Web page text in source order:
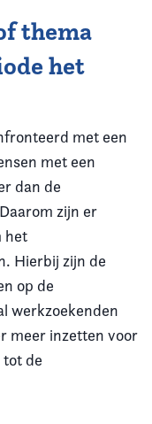
thema
het
met een
met een
dan de
zijn er
het
Hierbij zijn de
op de
werkzoekenden
meer inzetten voor
tot de